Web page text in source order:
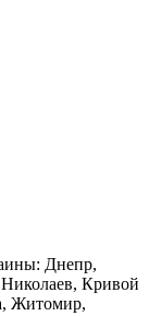
Днепр,
Кривой
Житомир,